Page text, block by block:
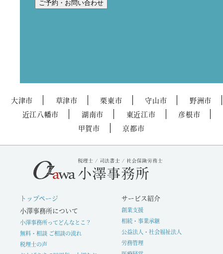
ご予約・お問い合わせ
大津市 草津市 栗東市 守山市
野洲市
近江八幡市
湖南市 東近江市
彦根市
甲賀市
京都市
トップページ
小澤事務所について
小澤事務所ってどんなとこ？
無料・相談 ご相談の流れ
税理士の声
サービス紹介
創業支援
相続・事業承継
公益法人・社会福祉法人
労務管理